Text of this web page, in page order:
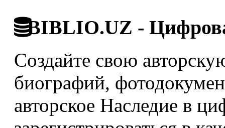
BIBLIO.UZ -
Создайте свою
биографий,
авторское Наследие в